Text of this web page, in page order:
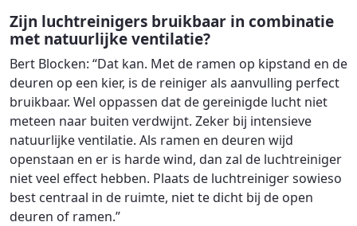
Zijn luchtreinigers bruikbaar in combinatie
met natuurlijke ventilatie?
Bert Blocken: “Dat kan. Met de ramen op kipstand en de
deuren op een kier, is de reiniger als aanvulling perfect
bruikbaar. Wel oppassen dat de gereinigde lucht niet
meteen naar buiten verdwijnt. Zeker bij intensieve
natuurlijke ventilatie. Als ramen en deuren wijd
openstaan en er is harde wind, dan zal de luchtreiniger
niet veel effect hebben. Plaats de luchtreiniger sowieso
best centraal in de ruimte, niet te dicht bij de open
deuren of ramen.”